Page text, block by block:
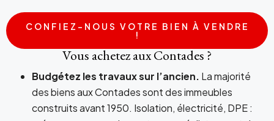
CONFIEZ-NOUS VOTRE BIEN À VENDRE
!
Vous achetez aux Contades ?
Budgétez les travaux sur l’ancien. La majorité
des biens aux Contades sont des immeubles
construits avant 1950. Isolation, électricité, DPE :